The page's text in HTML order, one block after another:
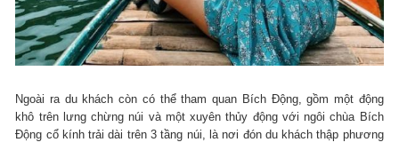
Ngoài ra du khách còn có thể tham quan Bích Động, gồm một động
khô trên lưng chừng núi và một xuyên thủy động với ngôi chùa Bích
Động cổ kính trải dài trên 3 tầng núi, là nơi đón du khách thập phương